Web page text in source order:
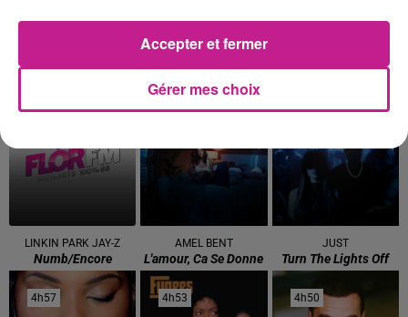
📍 :Mannala Pils de Colmar
TITRES DIFFUSÉS
LINKIN PARK JAY-Z
Numb/encore
AMEL BENT
L'amour, Ca Se Donne
JUST
Turn The Lights Off
4h57
4h57 4h53
4h53 4h50
4h50
Gérer mes choix
Accepter et fermer